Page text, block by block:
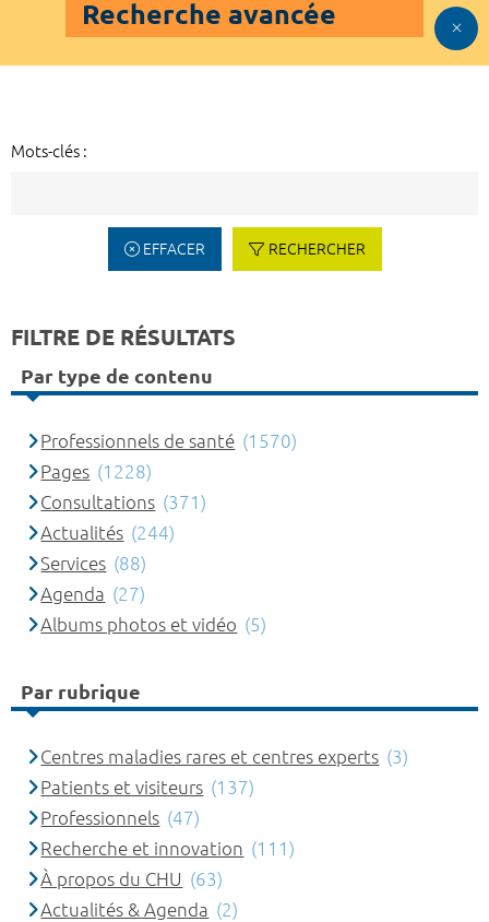
Recherche avancée
Mots-clés :
EFFACER RECHERCHER
FILTRE DE RÉSULTATS
Par type de contenu
Professionnels de santé (1570)
Pages (1228)
Consultations (371)
Actualités (244)
Services (88)
Agenda (27)
Albums photos et vidéo (5)
Par rubrique
Centres maladies rares et centres experts (3)
Patients et visiteurs (137)
Professionnels (47)
Recherche et innovation (111)
À propos du CHU (63)
Actualités & Agenda (2)